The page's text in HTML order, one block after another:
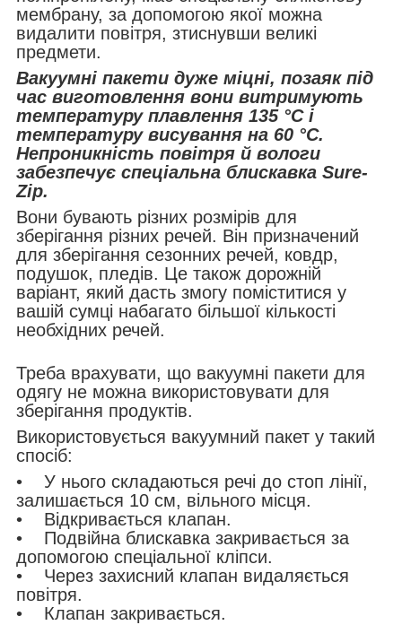
мембрану, за допомогою якої можна
видалити повітря, зтиснувши великі
предмети.
Вакуумні пакети дуже міцні, позаяк під
час виготовлення вони витримують
температуру плавлення 135 °C і
температуру висування на 60 °C.
Непроникність повітря й вологи
забезпечує спеціальна блискавка Sure-
Zip.
Вони бувають різних розмірів для
зберігання різних речей. Він призначений
для зберігання сезонних речей, ковдр,
подушок, пледів. Це також дорожній
варіант, який дасть змогу поміститися у
вашій сумці набагато більшої кількості
необхідних речей.
Треба врахувати, що вакуумні пакети для
одягу не можна використовувати для
зберігання продуктів.
Використовується вакуумний пакет у такий
спосіб:
• У нього складаються речі до стоп лінії,
залишається 10 см, вільного місця.
• Відкривається клапан.
• Подвійна блискавка закривається за
допомогою спеціальної кліпси.
• Через захисний клапан видаляється
повітря.
• Клапан закривається.